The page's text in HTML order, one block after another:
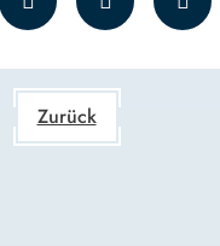
Zurück